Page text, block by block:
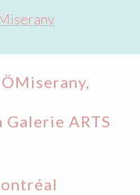
Galerie ARTS